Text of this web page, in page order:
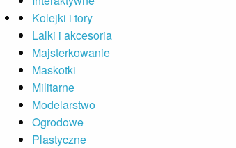
Kolejki i tory
Lalki i akcesoria
Majsterkowanie
Maskotki
Militarne
Modelarstwo
Ogrodowe
Plastyczne